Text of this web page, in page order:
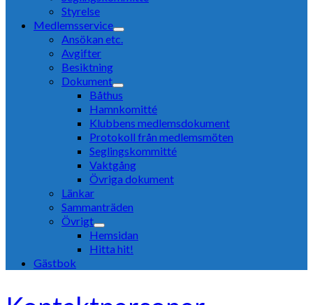
Styrelse
Medlemsservice
Ansökan etc.
Avgifter
Besiktning
Dokument
Båthus
Hamnkomitté
Klubbens medlemsdokument
Protokoll från medlemsmöten
Seglingskommitté
Vaktgång
Övriga dokument
Länkar
Sammanträden
Övrigt
Hemsidan
Hitta hit!
Gästbok